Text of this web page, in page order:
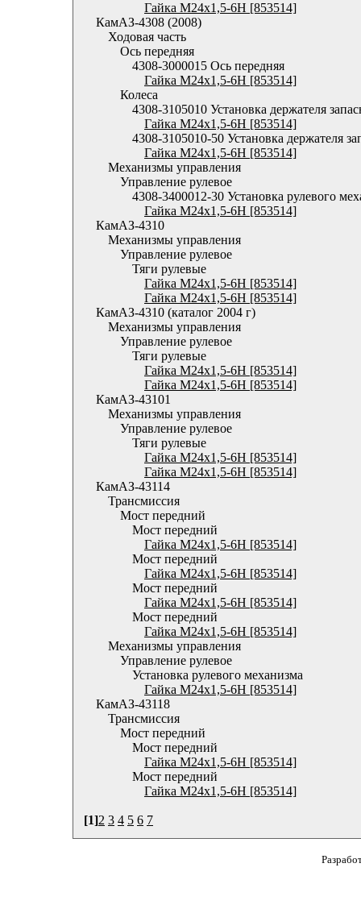
Гайка М24х1,5-6Н [853514]
КамАЗ-4308 (2008)
Ходовая часть
Ось передняя
4308-3000015 Ось передняя
Гайка М24х1,5-6Н [853514]
Колеса
4308-3105010 Установка держателя
Гайка М24х1,5-6Н [853514]
4308-3105010-50 Установка держателя
Гайка М24х1,5-6Н [853514]
Механизмы управления
Управление рулевое
4308-3400012-30 Установка рулевого
Гайка М24х1,5-6Н [853514]
КамАЗ-4310
Механизмы управления
Управление рулевое
Тяги рулевые
Гайка М24х1,5-6Н [853514]
Гайка М24х1,5-6Н [853514]
КамАЗ-4310 (каталог 2004 г)
Механизмы управления
Управление рулевое
Тяги рулевые
Гайка М24х1,5-6Н [853514]
Гайка М24х1,5-6Н [853514]
КамАЗ-43101
Механизмы управления
Управление рулевое
Тяги рулевые
Гайка М24х1,5-6Н [853514]
Гайка М24х1,5-6Н [853514]
КамАЗ-43114
Трансмиссия
Мост передний
Мост передний
Гайка М24х1,5-6Н [853514]
Мост передний
Гайка М24х1,5-6Н [853514]
Мост передний
Гайка М24х1,5-6Н [853514]
Мост передний
Гайка М24х1,5-6Н [853514]
Механизмы управления
Управление рулевое
Установка рулевого механизма
Гайка М24х1,5-6Н [853514]
КамАЗ-43118
Трансмиссия
Мост передний
Мост передний
Гайка М24х1,5-6Н [853514]
Мост передний
Гайка М24х1,5-6Н [853514]
[1]2 3 4 5 6 7